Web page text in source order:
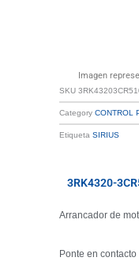
Imagen
SKU
Category CONTROL
Etiqueta SIRIUS
3RK4320-
Arrancador de
Ponte en